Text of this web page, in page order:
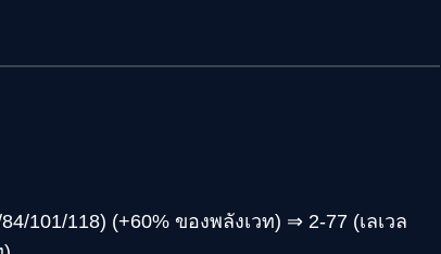
101/118) (+60% ของพลังเวท) ⇒ 2-77 (เลเวล